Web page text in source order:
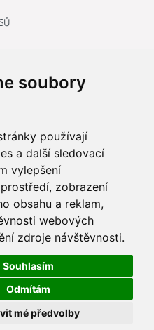
soubory
používají
a další sledovací
vylepšení
zobrazení
obsahu a reklam,
webových
zdroje návštěvnosti.
Souhlasím
Odmítám
mé předvolby
prodávající povinen vystavit
zaevidovat přijatou tržbu u
výpadku pak nejpozději